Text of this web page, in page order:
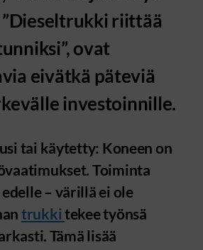
riittää
ovat
eivätkä päteviä
investoinnille.
tai käytetty: Koneen on
Toiminta
– värillä ei ole
trukkitekee työnsä
Tämä lisää